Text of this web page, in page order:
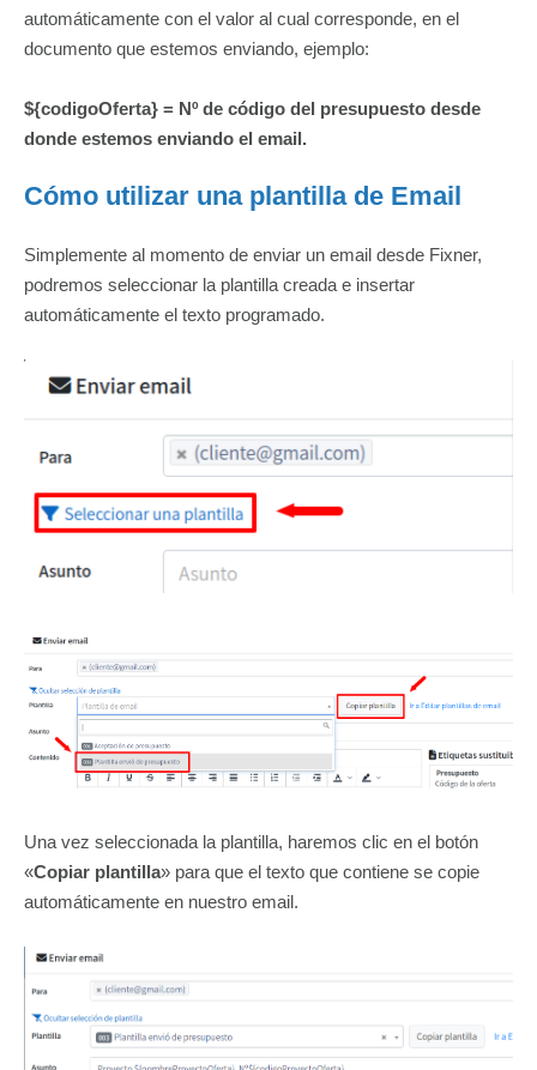
automáticamente con el valor al cual corresponde, en el
documento que estemos enviando, ejemplo:
${codigoOferta} = Nº de código del presupuesto desde
donde estemos enviando el email.
Cómo utilizar una plantilla de Email
Simplemente al momento de enviar un email desde Fixner,
podremos seleccionar la plantilla creada e insertar
automáticamente el texto programado.
Una vez seleccionada la plantilla, haremos clic en el botón
«Copiar plantilla» para que el texto que contiene se copie
automáticamente en nuestro email.